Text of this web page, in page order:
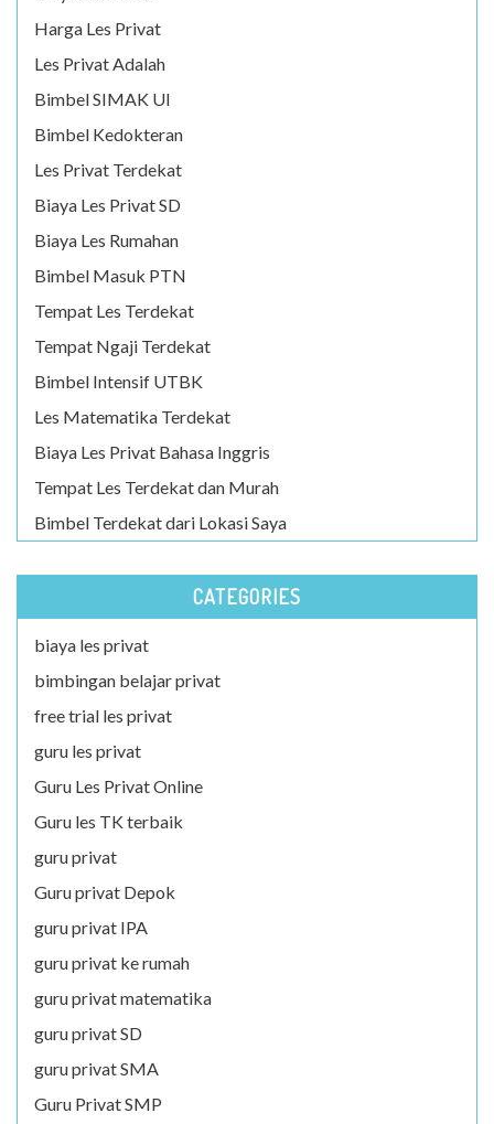
Harga Les Privat
Les Privat Adalah
Bimbel SIMAK UI
Bimbel Kedokteran
Les Privat Terdekat
Biaya Les Privat SD
Biaya Les Rumahan
Bimbel Masuk PTN
Tempat Les Terdekat
Tempat Ngaji Terdekat
Bimbel Intensif UTBK
Les Matematika Terdekat
Biaya Les Privat Bahasa Inggris
Tempat Les Terdekat dan Murah
Bimbel Terdekat dari Lokasi Saya
CATEGORIES
biaya les privat
bimbingan belajar privat
free trial les privat
guru les privat
Guru Les Privat Online
Guru les TK terbaik
guru privat
Guru privat Depok
guru privat IPA
guru privat ke rumah
guru privat matematika
guru privat SD
guru privat SMA
Guru Privat SMP